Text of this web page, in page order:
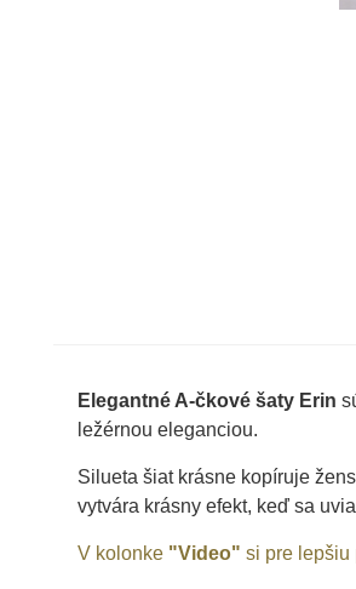
Elegantné A-čkové šaty Erin
ležérnou eleganciou.
Silueta šiat krásne kopíruje
vytvára krásny efekt, keď sa
V kolonke "Video" si pre lepšiu